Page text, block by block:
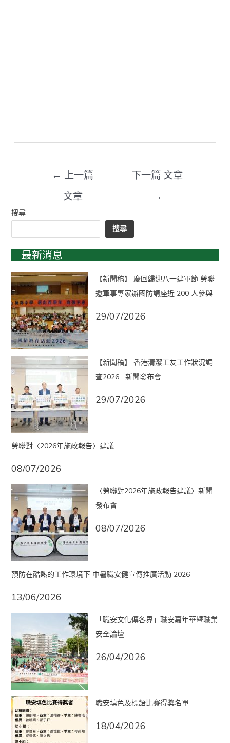
← 上一篇
文章
下一篇 文章
→
搜尋
搜尋
最新消息
【新聞稿】 慶回歸迎八一建軍節 勞聯
邀軍事專家辦國防講座近 200 人參與
29/07/2026
【新聞稿】 香港清潔工友工作狀況調
查2026 新聞發布會
29/07/2026
勞聯對〈2026年施政報告〉建議
08/07/2026
〈勞聯對2026年施政報告建議〉新聞
發布會
08/07/2026
預防在酷熱的工作環境下 中暑職安健宣傳推廣活動 2026
13/06/2026
「職安文化傳各界」職安嘉年華暨職業
安全論壇
26/04/2026
職安填色及標語比賽得獎名單
18/04/2026